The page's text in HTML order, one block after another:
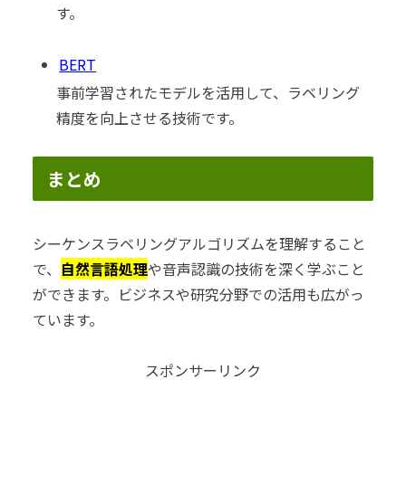
す。
BERT
事前学習されたモデルを活用して、ラベリング
精度を向上させる技術です。
まとめ
シーケンスラベリングアルゴリズムを理解すること
で、 自然言語処理や音声認識の技術を深く学ぶこと
ができます。ビジネスや研究分野での活用も広がっ
ています。
スポンサーリンク